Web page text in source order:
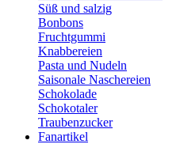
Süß und salzig
Bonbons
Fruchtgummi
Knabbereien
Pasta und Nudeln
Saisonale Naschereien
Schokolade
Schokotaler
Traubenzucker
Fanartikel